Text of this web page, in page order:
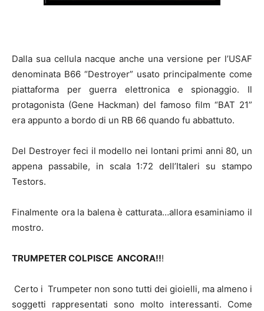
Dalla sua cellula nacque anche una versione per l’USAF
denominata B66 “Destroyer” usato principalmente come
piattaforma per guerra elettronica e spionaggio. Il
protagonista (Gene Hackman) del famoso film “BAT 21”
era appunto a bordo di un RB 66 quando fu abbattuto.
Del Destroyer feci il modello nei lontani primi anni 80, un
appena passabile, in scala 1:72 dell’Italeri su stampo
Testors.
Finalmente ora la balena è catturata…allora esaminiamo il
mostro.
TRUMPETER COLPISCE ANCORA!!!
Certo i Trumpeter non sono tutti dei gioielli, ma almeno i
soggetti rappresentati sono molto interessanti. Come